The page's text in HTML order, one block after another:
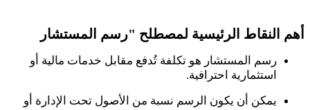
أهم النقاط الرئيسية لمصطلح "رسم المستشار
رسم المستشار هو تكلفة تُدفع مقابل خدمات مالية أو
استثمارية احترافية.
يمكن أن يكون الرسم نسبة من الأصول تحت الإدارة أو